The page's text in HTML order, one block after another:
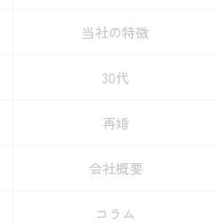
当社の特徴
30代
再婚
会社概要
コラム